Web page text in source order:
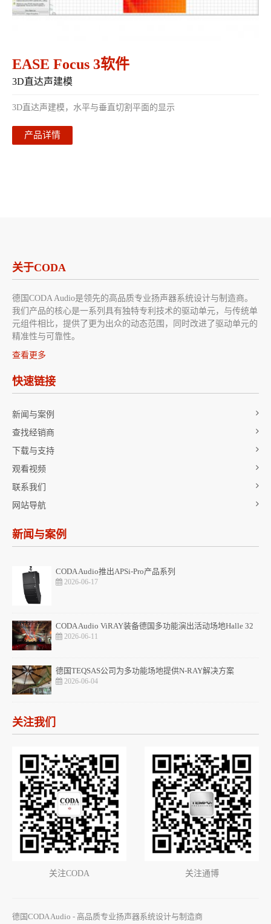
EASE Focus 3软件
3D直达声建模
3D直达声建模，水平与垂直切割平面的显示
产品详情
关于CODA
德国CODA Audio是领先的高品质专业扬声器系统设计与制造商。
我们产品的核心是一系列具有独特专利技术的驱动单元，与传统单
元组件相比，提供了更为出众的动态范围，同时改进了驱动单元的
精准性与可靠性。
查看更多
快速链接
新闻与案例
查找经销商
下载与支持
观看视频
联系我们
网站导航
新闻与案例
CODA Audio推出APSi-Pro产品系列
2026-06-17
CODA Audio ViRAY装备德国多功能演出活动场地Halle 32
2026-06-11
德国TEQSAS公司为多功能场地提供N-RAY解决方案
2026-06-04
关注我们
关注CODA 关注通博
德国CODA Audio - 高品质专业扬声器系统设计与制造商